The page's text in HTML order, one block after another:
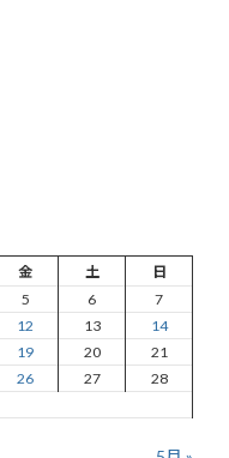
金 土
日
5 6
7
12 13
14
19 20
21
26 27
28